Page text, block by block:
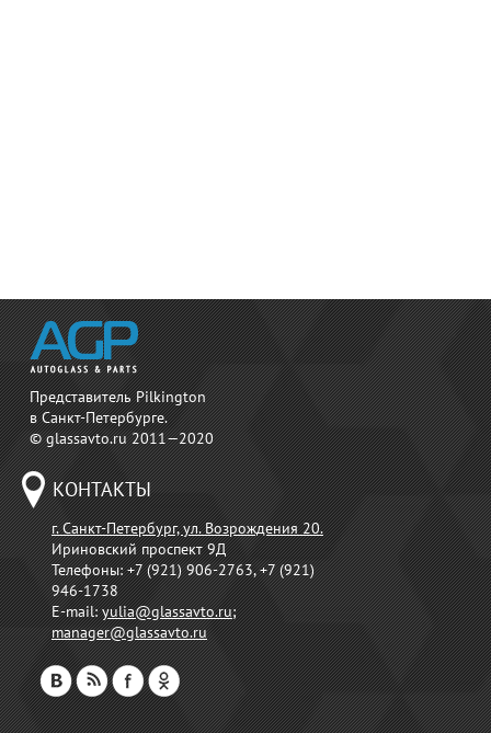
Представитель Pilkington
в Санкт-Петербурге.
© glassavto.ru 2011—2020
КОНТАКТЫ
г. Санкт-Петербург, ул. Возрождения 20.
Ириновский проспект 9Д
Телефоны:+7 (921) 906-2763, +7 (921)
946-1738
E-mail:yulia@glassavto.ru;
manager@glassavto.ru